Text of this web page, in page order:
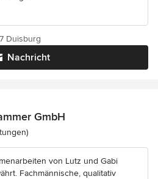
Nachricht
Duisburg
GmbH
5 von 5 Sternen
von Lutz und Gabi
Fachmännische, qualitativ